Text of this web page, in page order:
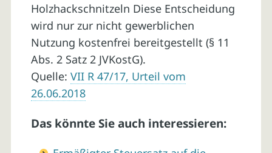
Holzhackschnitzeln Diese Entscheidung
wird nur zur nicht gewerblichen
Nutzung kostenfrei bereitgestellt (§ 11
Abs. 2 Satz 2 JVKostG).
Quelle: VII R 47/17, Urteil vom
26.06.2018
Das könnte Sie auch interessieren: